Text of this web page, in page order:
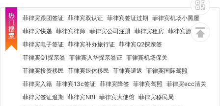
菲律宾跟团签证 菲律宾双认证 菲律宾签证过期 菲律宾机场小黑屋
菲律宾快递 菲律宾律师 菲律宾公司注册 菲律宾租房 菲律宾旅行社
菲律宾电子签证 菲律宾补办旅行证 菲律宾Q2探亲签
菲律宾Q1探亲签 菲律宾入华探亲签证 菲律宾机场保关
菲律宾投资移民 菲律宾退休移民 菲律宾遣返 菲律宾国际驾照
菲律宾入籍 菲律宾13c签证 菲律宾降签 菲律宾驾照 菲律宾ecc清关
菲律宾签证逾期 菲律宾NBI 菲律宾大使馆 菲律宾移民局